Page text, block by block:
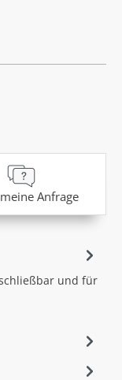
Anfrage
und für